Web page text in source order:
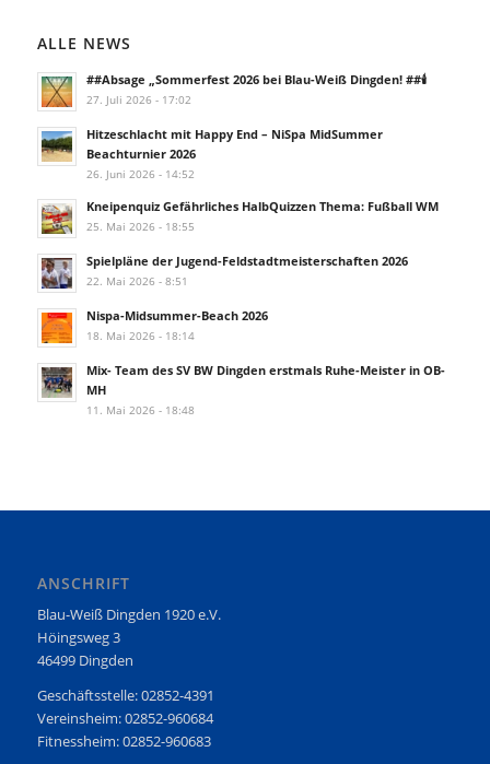
ALLE NEWS
##Absage „Sommerfest 2026 bei Blau-Weiß Dingden! ##🕯️
27. Juli 2026 - 17:02
Hitzeschlacht mit Happy End – NiSpa MidSummer
Beachturnier 2026
26. Juni 2026 - 14:52
Kneipenquiz Gefährliches HalbQuizzen Thema: Fußball WM
25. Mai 2026 - 18:55
Spielpläne der Jugend-Feldstadtmeisterschaften 2026
22. Mai 2026 - 8:51
Nispa-Midsummer-Beach 2026
18. Mai 2026 - 18:14
Mix- Team des SV BW Dingden erstmals Ruhe-Meister in OB-
MH
11. Mai 2026 - 18:48
ANSCHRIFT
Blau-Weiß Dingden 1920 e.V.
Höingsweg 3
46499 Dingden
Geschäftsstelle: 02852-4391
Vereinsheim: 02852-960684
Fitnessheim: 02852-960683